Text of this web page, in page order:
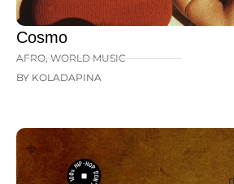
Cosmo
AFRO,WORLD MUSIC
BY KOLADAPINA